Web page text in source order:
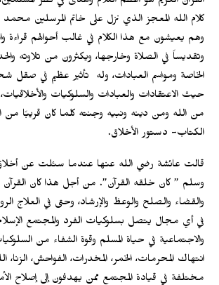
كلام الله المعجز الذي نزل على خاتم المرسلين
وهم يعيشون مع هذا الكلام في غالب أحوالهم قراءة
وتقديساً في الصلاة وخارجها، ويكثرون من تلاوته
الخاصة ومواسم العبادات، وله تأثير عظيم في صقل
حيث الاعتقادات والعبادات والسلوكيات
من الله ومن دينه ونبيه وجنته كلما كان قريبًا من
الكتاب- دستور الأخلاق.
قالت عائشة رضي الله عنها عندما سئلت عن أخلاق
وسلم ” كان خلقه القرآن”. من أجل هذا كان القرآن
والقضاء والصلح والوعظ والإرشاد، وحتى في العلاج
في أي مجال يتصل بسلوكيات الفرد والمجتمع
والاجتماعية في حياة المسلم وقوة الشفاء من
انتهاك المحرمات، الخمر، المخدرات، الفواحش،
مختلفة في قيادة المجتمع ممن يهدفون إلى إصلاح